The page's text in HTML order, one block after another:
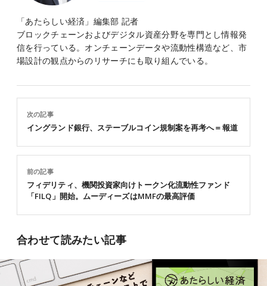
「あたらしい経済」編集部 記者
ブロックチェーンおよびデジタル資産分野を専門とし情報発
信を行っている。オンチェーンデータや流動性構造など、市
場設計の観点からのリサーチにも取り組んでいる。
前の記事
フィデリティ、機関投資家向けトークン化流動性ファンド
「FILQ」開始。ムーディーズはMMFの最高評価
次の記事
イングランド銀行、ステーブルコイン規制案を再考へ＝報道
合わせて読みたい記事